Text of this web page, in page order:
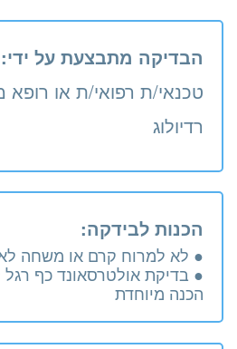
הבדיקה מתבצעת על ידי:
טכנאי/ת רפואי/ת או רופא
רדיולוג
הכנות לבידקה:
● לא למרוח קרם או משחה
● בדיקת אולטרסאונד כף
הכנה מיוחדת